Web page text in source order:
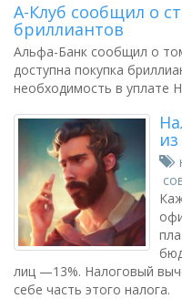
А-Клуб сообщил о
бриллиантов
Альфа-Банк сообщил о
доступна покупка
необходимость в уплате
лиц —13%. Налоговый
себе часть этого налога.